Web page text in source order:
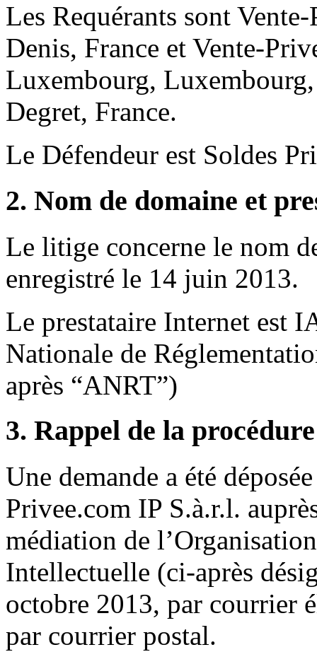
Les Requérants sont
Denis, France et Vente-
Luxembourg,
Degret, France.
Le Défendeur est Soldes
2. Nom de domaine et
Le litige concerne le nom
enregistré le 14 juin 2013.
Le prestataire Internet est
Nationale de
après “ANRT”)
3. Rappel de la procédure
Une demande a été
Privee.com IP S.à.r.l.
médiation de
Intellectuelle (ci-après
octobre 2013, par courrier
par courrier postal.